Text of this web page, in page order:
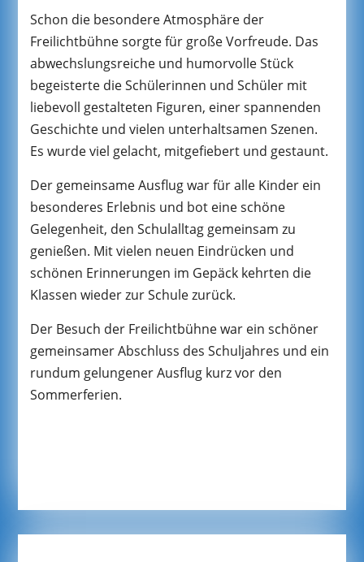
Schon die besondere Atmosphäre der
Freilichtbühne sorgte für große Vorfreude. Das
abwechslungsreiche und humorvolle Stück
begeisterte die Schülerinnen und Schüler mit
liebevoll gestalteten Figuren, einer spannenden
Geschichte und vielen unterhaltsamen Szenen.
Es wurde viel gelacht, mitgefiebert und gestaunt.
Der gemeinsame Ausflug war für alle Kinder ein
besonderes Erlebnis und bot eine schöne
Gelegenheit, den Schulalltag gemeinsam zu
genießen. Mit vielen neuen Eindrücken und
schönen Erinnerungen im Gepäck kehrten die
Klassen wieder zur Schule zurück.
Der Besuch der Freilichtbühne war ein schöner
gemeinsamer Abschluss des Schuljahres und ein
rundum gelungener Ausflug kurz vor den
Sommerferien.